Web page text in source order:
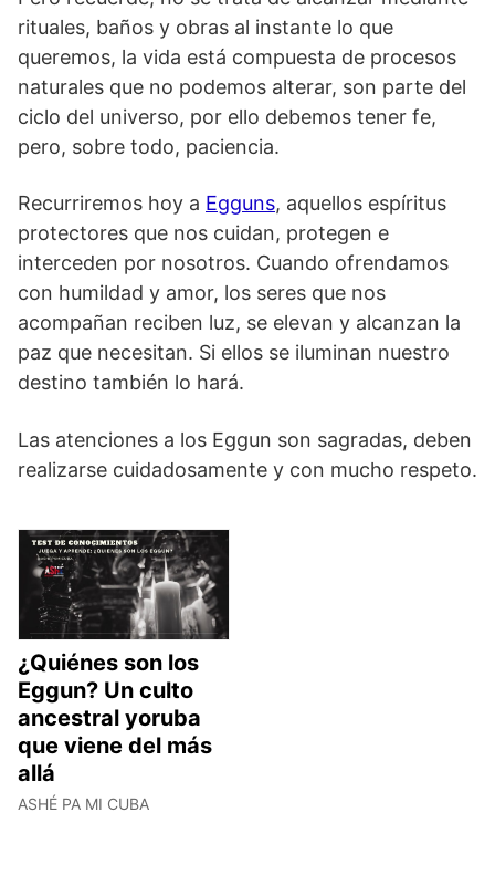
rituales, baños y obras al instante lo que
queremos, la vida está compuesta de procesos
naturales que no podemos alterar, son parte del
ciclo del universo, por ello debemos tener fe,
pero, sobre todo, paciencia.
Recurriremos hoy a Egguns, aquellos espíritus
protectores que nos cuidan, protegen e
interceden por nosotros. Cuando ofrendamos
con humildad y amor, los seres que nos
acompañan reciben luz, se elevan y alcanzan la
paz que necesitan. Si ellos se iluminan nuestro
destino también lo hará.
Las atenciones a los Eggun son sagradas, deben
realizarse cuidadosamente y con mucho respeto.
¿Quiénes son los
Eggun? Un culto
ancestral yoruba
que viene del más
allá
ASHÉ PA MI CUBA